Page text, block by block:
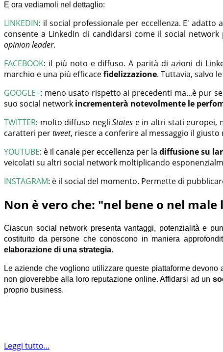
E ora vediamoli nel dettaglio:
LINKEDIN: il social professionale per eccellenza. E'
consente a LinkedIn di candidarsi come il social
opinion leader.
FACEBOOK: il più noto e diffuso. A parità di azioni di
marchio e una più efficacefidelizzazione. Tuttavia, salvo
GOOGLE+: meno usato rispetto ai precedenti ma...è pur
suo social network incrementerà notevolmente le
TWITTER: molto diffuso negliStates e in altri stati europei,
caratteri pertweet, riesce a conferire al messaggio il giusto
YOUTUBE: è il canale per eccellenza per ladiffusione su
veicolati su altri social network moltiplicando
INSTAGRAM: è il social del momento. Permette di
Non è vero che: "nel bene o nel
Ciascun social network presenta vantaggi, potenzialità e
costituito da persone che conoscono in maniera
elaborazione di una strategia.
Le aziende che vogliono utilizzare queste piattaforme
non gioverebbe alla loro reputazione online. Affidarsi ad un
proprio business.
Leggi tutto...